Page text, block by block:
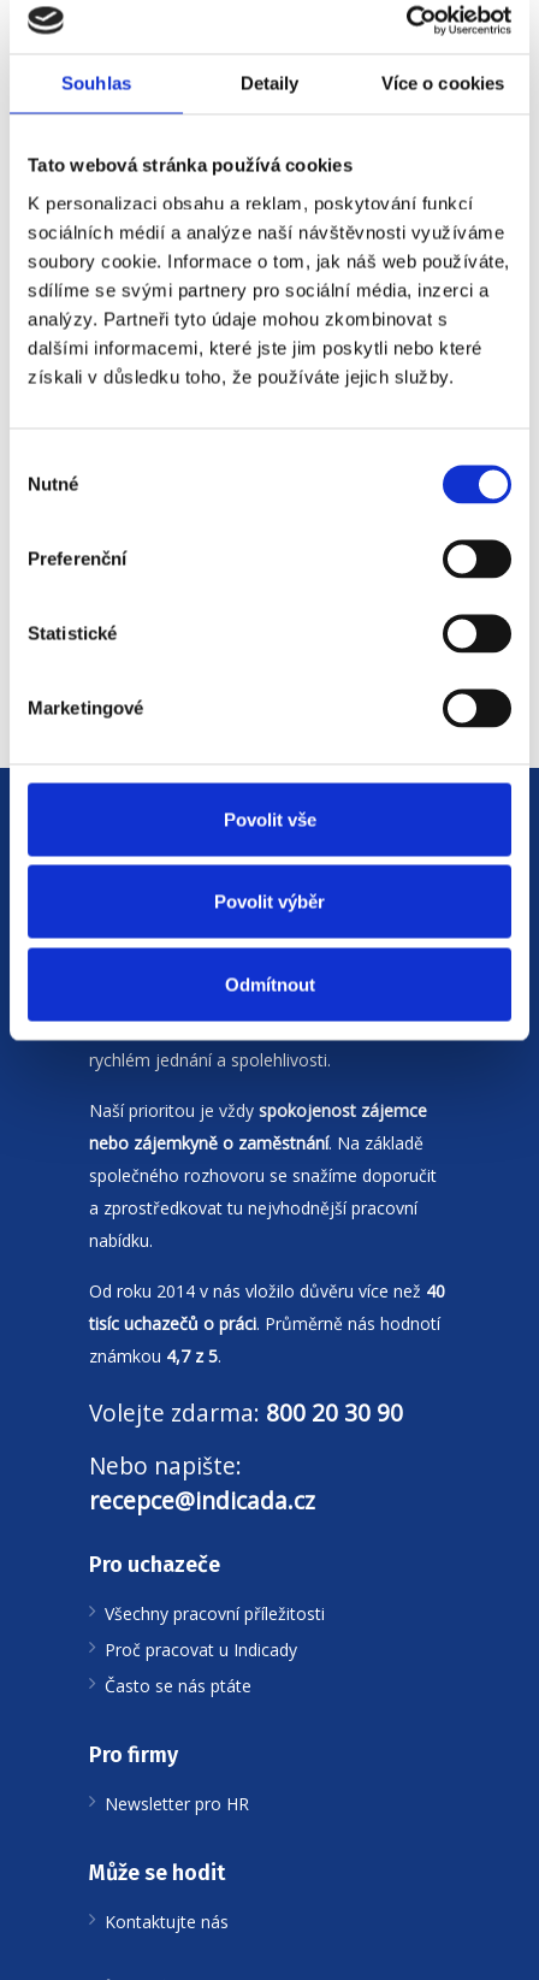
Souhlas Detaily Více o cookies
Tato webová stránka používá cookies
K personalizaci obsahu a reklam, poskytování funkcí
sociálních médií a analýze naší návštěvnosti využíváme
soubory cookie. Informace o tom, jak náš web používáte,
sdílíme se svými partnery pro sociální média, inzerci a
analýzy. Partneři tyto údaje mohou zkombinovat s
dalšími informacemi, které jste jim poskytli nebo které
získali v důsledku toho, že používáte jejich služby.
souhlasu
Nutné
Preferenční
Statistické
Marketingové
Povolit vše
Povolit výběr
Odmítnout
Post
navigation
Kamila Píšťková, HR Specialist @
WITKOWITZ ENVI, a.s.
Lucie Nováková, Czech Bakery
Cluster People Lead @ Mondelez CR
Biscuit Production s.r.o.
Moravskoslezském krajia Polsku. Zakládáme
si na individuálním a férovém přístupu,
rychlém jednání a spolehlivosti.
Naší prioritou je vždy spokojenost zájemce
nebo zájemkyně o zaměstnání. Na základě
společného rozhovoru se snažíme doporučit
a zprostředkovat tu nejvhodnější pracovní
nabídku.
Od roku 2014 v nás vložilo důvěru více než 40
tisíc uchazečů o práci. Průměrně nás hodnotí
známkou 4,7 z 5.
Volejte zdarma: 800 20 30 90
Nebo napište:
recepce@indicada.cz
Pro uchazeče
Všechny pracovní příležitosti
Proč pracovat u Indicady
Často se nás ptáte
Pro firmy
Newsletter pro HR
Může se hodit
Kontaktujte nás